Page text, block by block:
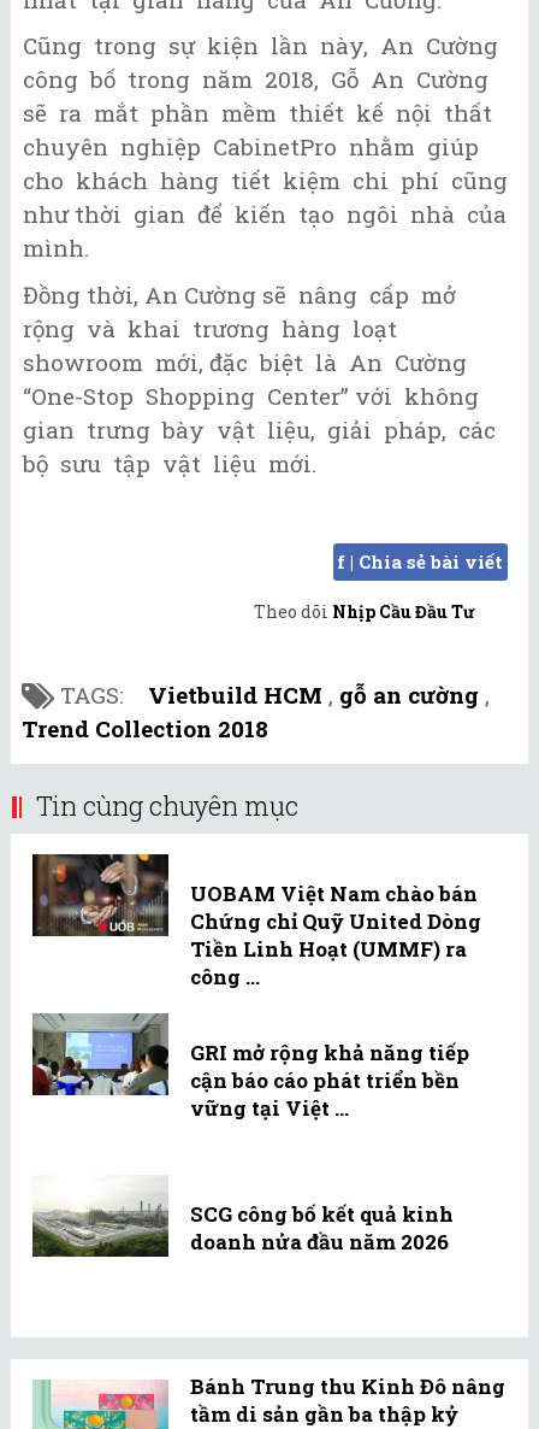
Cũng trong sự kiện lần này, An Cường
công bố trong năm 2018, Gỗ An Cường
sẽ ra mắt phần mềm thiết kế nội thất
chuyên nghiệp CabinetPro nhằm giúp
cho khách hàng tiết kiệm chi phí cũng
như thời gian để kiến tạo ngôi nhà của
mình.
Đồng thời, An Cường sẽ nâng cấp mở
rộng và khai trương hàng loạt
showroom mới, đặc biệt là An Cường
“One-Stop Shopping Center” với không
gian trưng bày vật liệu, giải pháp, các
bộ sưu tập vật liệu mới.
f | Chia sẻ bài viết
Theo dõi Nhịp Cầu Đầu Tư
TAGS: Vietbuild HCM , gỗ an cường ,
Trend Collection 2018
Tin cùng chuyên mục
UOBAM Việt Nam chào bán
Chứng chỉ Quỹ United Dòng
Tiền Linh Hoạt (UMMF) ra
công ...
GRI mở rộng khả năng tiếp
cận báo cáo phát triển bền
vững tại Việt ...
SCG công bố kết quả kinh
doanh nửa đầu năm 2026
Bánh Trung thu Kinh Đô nâng
tầm di sản gần ba thập kỷ